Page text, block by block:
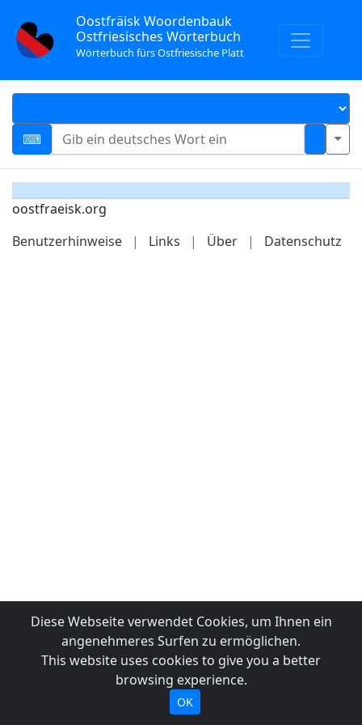
Oostfräisk Woordenbauk
Ostfriesisches Wörterbuch
Wörterbuch fürs Ostfriesische Platt
oostfraeisk.org
Benutzerhinweise
| Links | Über | Datenschutz
Diese Webseite verwendet Cookies, um Ihnen ein
angenehmeres Surfen zu ermöglichen.
This website uses cookies to give you a better
browsing experience.
OK